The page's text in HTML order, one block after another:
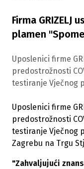
Firma GRIZELJ
plamen
Uposlenici firme
predostrožnosti
testiranje Vječnog
Uposlenici firme
predostrožnosti
testiranje Vječnog
Zagrebu na Trgu
"Zahvaljujući